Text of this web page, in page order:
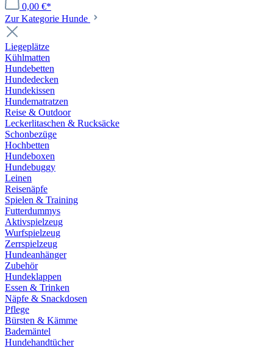
0,00 €*
Zur Kategorie Hunde
Liegeplätze
Kühlmatten
Hundebetten
Hundedecken
Hundekissen
Hundematratzen
Reise & Outdoor
Leckerlitaschen & Rucksäcke
Schonbezüge
Hochbetten
Hundeboxen
Hundebuggy
Leinen
Reisenäpfe
Spielen & Training
Futterdummys
Aktivspielzeug
Wurfspielzeug
Zerrspielzeug
Hundeanhänger
Zubehör
Hundeklappen
Essen & Trinken
Näpfe & Snackdosen
Pflege
Bürsten & Kämme
Bademäntel
Hundehandtücher